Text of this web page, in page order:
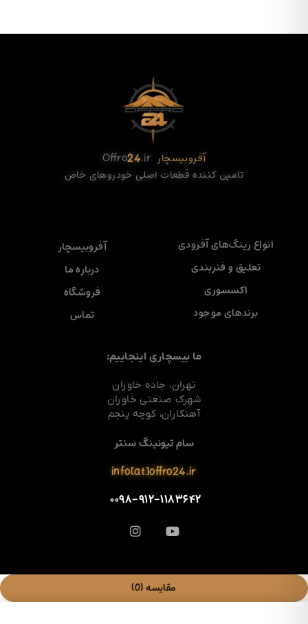
آفروبیسچار Offro24.ir
تامین کننده قطعات اصلی خودروهای خاص
انواع رینگ‌های آفرودی
تعلیق و فنربندی
اکسسوری
برندهای موجود
آفروبیسچار
درباره ما
فروشگاه
تماس
ما بیسچاری اینجاییم:
تهران، جاده خاوران
شهرک صنعتی خاوران
آهنکاران، کوچه پنجم
سام تیونینگ سنتر
info[at]offro24.ir
۰۰۹۸-۹۱۲-۱۱۸۳۶۴۲
مقایسه(0)